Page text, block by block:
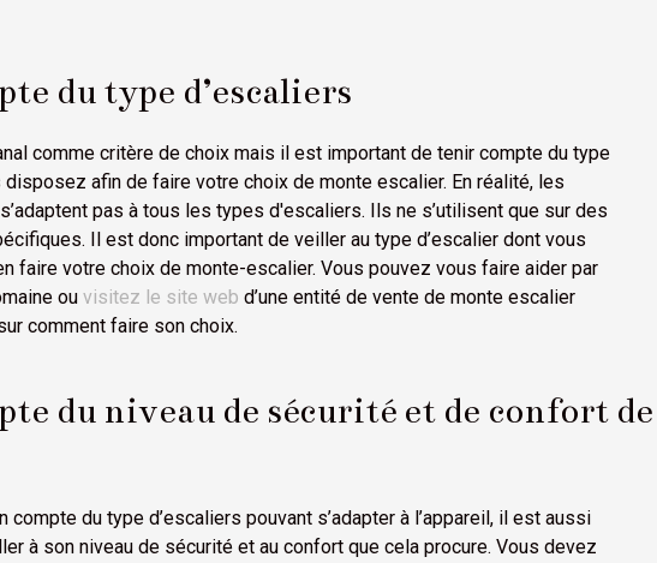
du type d’escaliers
comme critère de choix mais il est important de tenir compte du type
disposez afin de faire votre choix de monte escalier. En réalité, les
pas à tous les types d'escaliers. Ils ne s’utilisent que sur des
Il est donc important de veiller au type d’escalier dont vous
faire votre choix de monte-escalier. Vous pouvez vous faire aider par
ou visitez le site web d’une entité de vente de monte escalier
comment faire son choix.
du niveau de sécurité et de confort de
compte du type d’escaliers pouvant s’adapter à l’appareil, il est aussi
à son niveau de sécurité et au confort que cela procure. Vous devez